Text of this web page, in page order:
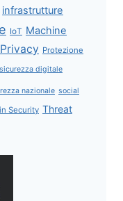
infrastrutture
IoT Machine
Privacy Protezione
sicurezza digitale
nazionale social
Security Threat